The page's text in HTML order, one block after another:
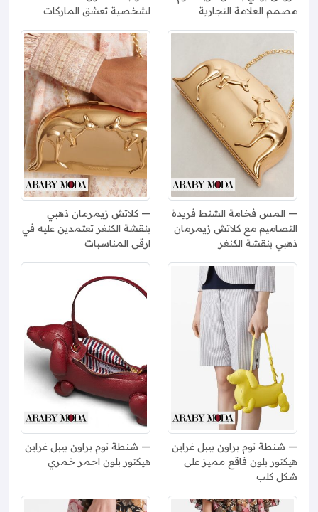
مصمم العلامة التجارية
لشخصية تعشق الماركات
المس فخامة الشنط فريدة
التصاميم مع كلاتش زيمرمان
ذهبي بنقشة الكنغر
كلاتش زيمرمان ذهبي
بنقشة الكنغر تعتمدين عليه في
ارقى المناسبات
شنطة توم براون بيبل غراين
هيكتور بلون فاقع مميز على
شكل كلب
شنطة توم براون بيبل غراين
هيكتور بلون احمر خمري